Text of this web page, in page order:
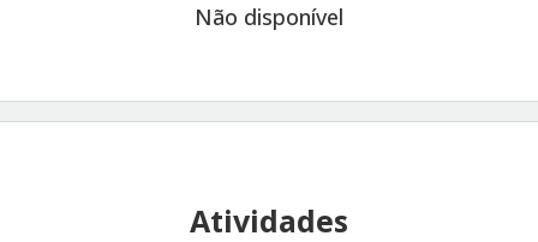
Não disponível
Atividades